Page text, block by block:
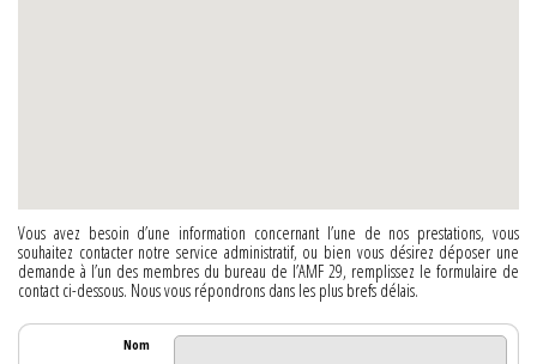
Vous avez besoin d’une information concernant l’une de nos prestations, vous
souhaitez contacter notre service administratif, ou bien vous désirez déposer une
demande à l’un des membres du bureau de l’AMF 29, remplissez le formulaire de
contact ci-dessous. Nous vous répondrons dans les plus brefs délais.
Nom